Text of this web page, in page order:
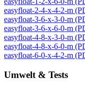
easyfloat-2-4-x-4-2-m
easyfloat-3-6-x-3-0-m
easyfloat-3-6-x-6-0-m
easyfloat-4-8-x-3-0-m
easyfloat-4-8-x-6-0-m
easyfloat-6-0-x-4-2-m
Umwelt & Tests